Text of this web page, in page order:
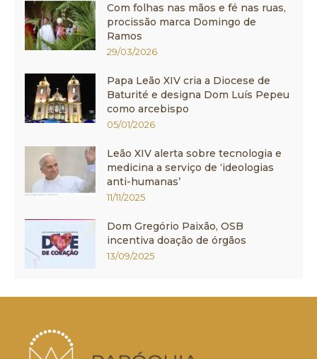
Com folhas nas mãos e fé nas ruas,
procissão marca Domingo de
Ramos
29/03/2026
Papa Leão XIV cria a Diocese de
Baturité e designa Dom Luís Pepeu
como arcebispo
05/01/2026
Leão XIV alerta sobre tecnologia e
medicina a serviço de ‘ideologias
anti-humanas’
11/11/2025
Dom Gregório Paixão, OSB
incentiva doação de órgãos
13/09/2025